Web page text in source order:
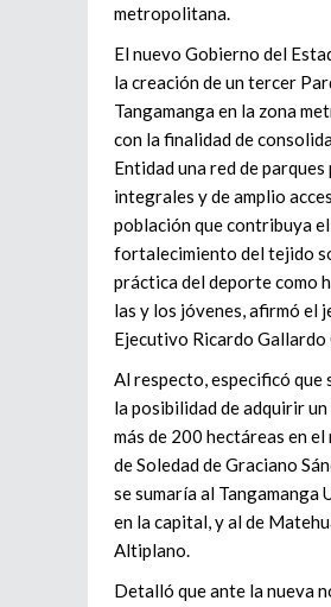
metropolitana.
El nuevo Gobierno del
la creación de un tercer
Tangamanga en la zona
con la finalidad de
Entidad una red de parques
integrales y de amplio
población que contribuya el
fortalecimiento del tejido
práctica del deporte como
las y los jóvenes, afirmó el
Ejecutivo Ricardo Gallardo
Al respecto, especificó que
la posibilidad de adquirir
más de 200 hectáreas en el
de Soledad de Graciano
se sumaría al Tangamanga
en la capital, y al de
Altiplano.
Detalló que ante la nueva